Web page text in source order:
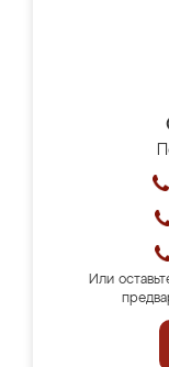
Или